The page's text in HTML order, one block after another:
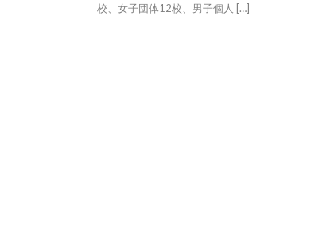
校、女子団体12校、男子個人 […]